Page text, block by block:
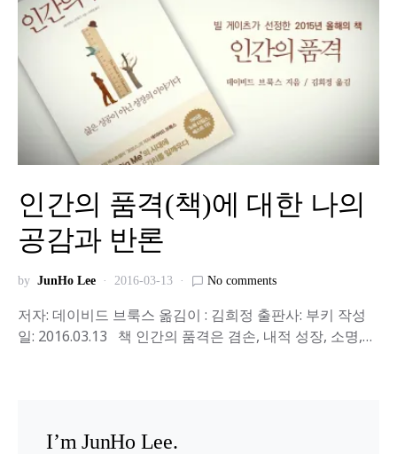
인간의 품격(책)에 대한 나의
공감과 반론
by JunHo Lee 2016-03-13 No comments
저자: 데이비드 브룩스 옮김이 : 김희정 출판사: 부키 작성
일: 2016.03.13 책 인간의 품격은 겸손, 내적 성장, 소명,…
I’m JunHo Lee.